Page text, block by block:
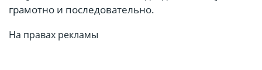
грамотно и последовательно.
На правах рекламы